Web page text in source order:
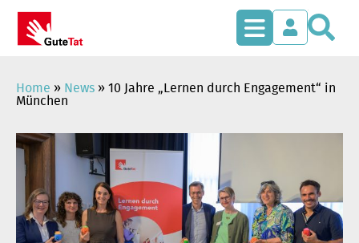
springen
Home » News » 10 Jahre „Lernen durch Engagement“ in
München